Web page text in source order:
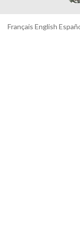
Français English